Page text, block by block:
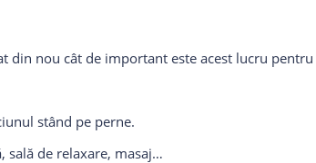
din nou cât de important este acest lucru pentru
stând pe perne.
sală de relaxare, masaj…